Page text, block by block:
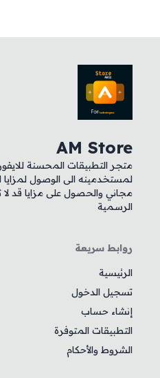
AM Store
متجر التطبيقات المحسنة
لمستخدمينه الى الوصول
مجاني والحصول على مزايا قد
الرسمية
روابط سريعة
الرئيسية
تسجيل الدخول
إنشاء حساب
التطبيقات المتوفرة
الشروط والأحكام